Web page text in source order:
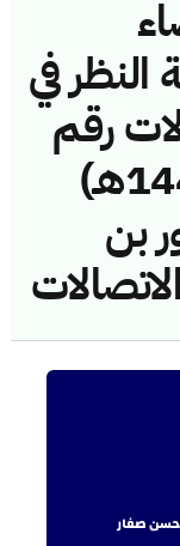
النظر في
رقم
(41742556/ق/1443هـ)
بن